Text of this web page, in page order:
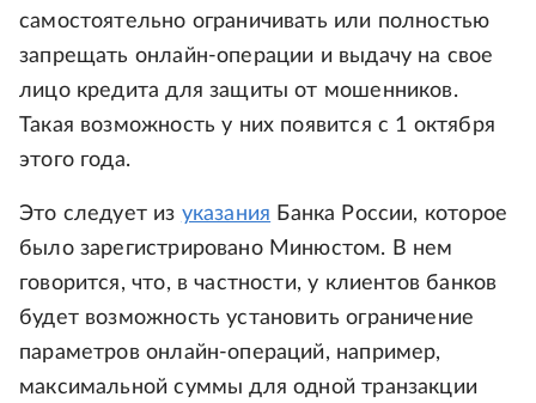
самостоятельно ограничивать или полностью
запрещать онлайн-операции и выдачу на свое
лицо кредита для защиты от мошенников.
Такая возможность у них появится с 1 октября
этого года.
Это следует из указания Банка России, которое
было зарегистрировано Минюстом. В нем
говорится, что, в частности, у клиентов банков
будет возможность установить ограничение
параметров онлайн-операций, например,
максимальной суммы для одной транзакции